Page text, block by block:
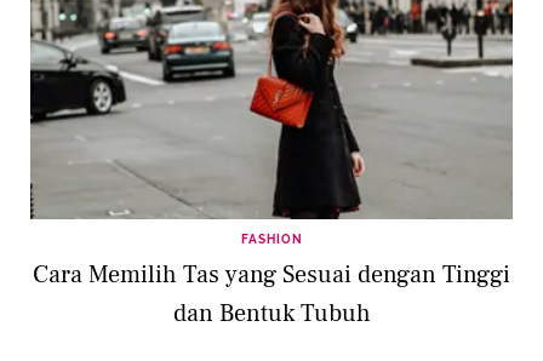
FASHION
Cara Memilih Tas yang Sesuai dengan Tinggi
dan Bentuk Tubuh